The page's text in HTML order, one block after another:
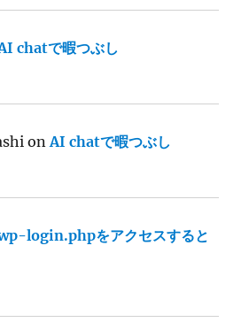
chatで暇つぶし
onAI chatで暇つぶし
login.phpをアクセスすると